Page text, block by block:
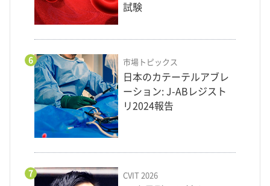
試験
6 市場トピックス
日本のカテーテルアブレ
ーション: J-ABレジスト
リ2024報告
7 CVIT 2026